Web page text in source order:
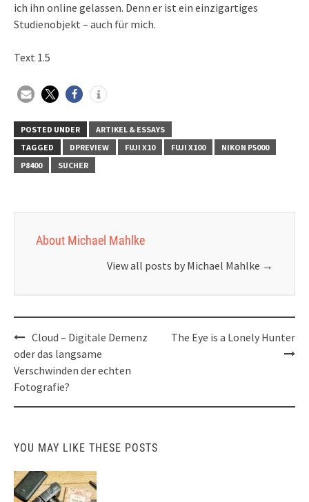
ich ihn online gelassen. Denn er ist ein einzigartiges
Studienobjekt – auch für mich.
Text 1.5
POSTED UNDER
ARTIKEL & ESSAYS
TAGGED
DPREVIEW FUJI X10 FUJI X100
NIKON P5000
P8400
SUCHER
About Michael Mahlke
View all posts by Michael Mahlke →
Post
navigation
Cloud – Digitale Demenz
oder das langsame
Verschwinden der echten
Fotografie?
The Eye is a Lonely Hunter
YOU MAY LIKE THESE POSTS